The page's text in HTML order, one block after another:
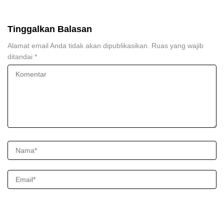
Tinggalkan Balasan
Alamat email Anda tidak akan dipublikasikan.
Ruas yang wajib
ditandai *